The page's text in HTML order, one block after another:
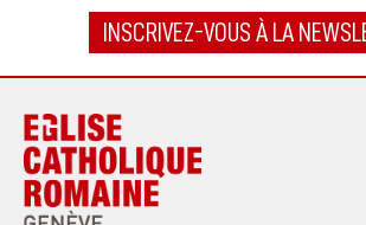
INSCRIVEZ-VOUS À LA